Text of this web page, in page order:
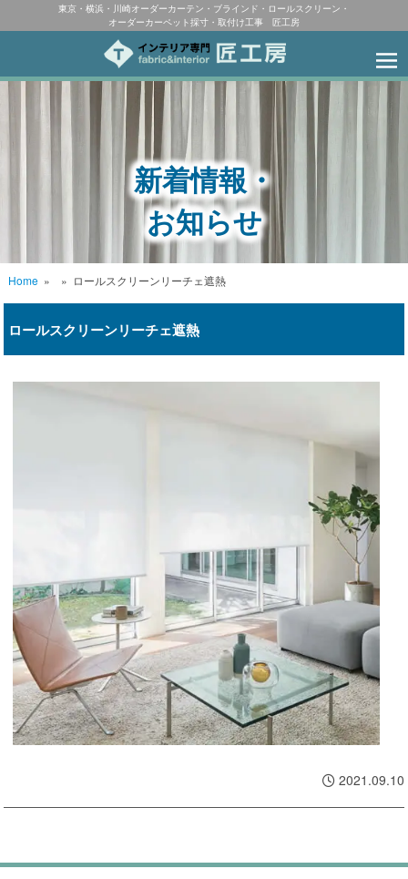
東京・横浜・川崎オーダーカーテン・ブラインド・ロールスクリーン・
オーダーカーペット採寸・取付け工事 匠工房
新着情報・
お知らせ
Home» » ロールスクリーンリーチェ遮熱
ロールスクリーンリーチェ遮熱
2021.09.10